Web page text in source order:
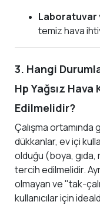
Laboratuvar
temiz hava
3. Hangi
Hp Yağsız
Edilmelidir?
Çalışma
dükkanlar, ev içi
olduğu (boya,
tercih edilmelidir.
olmayan ve "tak-
kullanıcılar için